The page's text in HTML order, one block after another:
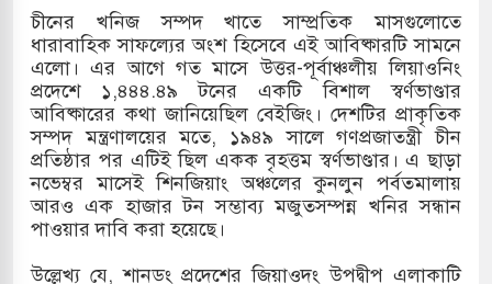
​চীনের খনিজ সম্পদ খাতে সাম্প্রতিক মাসগুলোতে
ধারাবাহিক সাফল্যের অংশ হিসেবে এই আবিষ্কারটি সামনে
এলো। এর আগে গত মাসে উত্তর-পূর্বাঞ্চলীয় লিয়াওনিং
প্রদেশে ১,৪৪৪.৪৯ টনের একটি বিশাল স্বর্ণভাণ্ডার
আবিষ্কারের কথা জানিয়েছিল বেইজিং। দেশটির প্রাকৃতিক
সম্পদ মন্ত্রণালয়ের মতে, ১৯৪৯ সালে গণপ্রজাতন্ত্রী চীন
প্রতিষ্ঠার পর এটিই ছিল একক বৃহত্তম স্বর্ণভাণ্ডার। এ ছাড়া
নভেম্বর মাসেই শিনজিয়াং অঞ্চলের কুনলুন পর্বতমালায়
আরও এক হাজার টন সম্ভাব্য মজুতসম্পন্ন খনির সন্ধান
পাওয়ার দাবি করা হয়েছে।
​উল্লেখ্য যে, শানডং প্রদেশের জিয়াওদং উপদ্বীপ এলাকাটি